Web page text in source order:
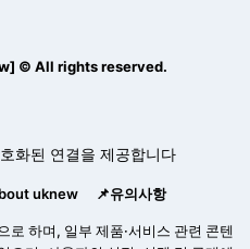
© All rights reserved.
화된 연결을 제공합니다
uknew 📌유의사항
로 하며, 일부 제품·서비스 관련 콘텐